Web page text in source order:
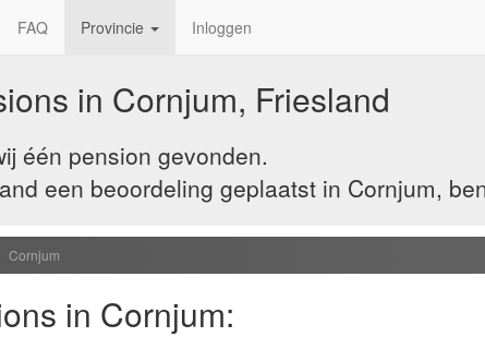
FAQ Provincie Inloggen
in Cornjum, Friesland
één pension gevonden.
een beoordeling geplaatst in Cornjum,
Cornjum
in Cornjum: